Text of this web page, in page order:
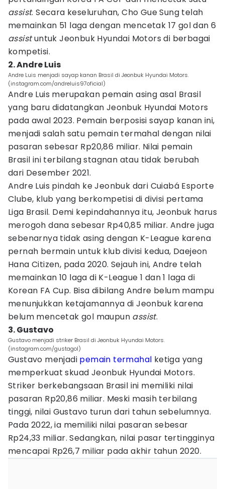
assist. Secara keseluruhan, Cho Gue Sung telah
memainkan 51 laga dengan mencetak 17 gol dan 6
assistuntuk Jeonbuk Hyundai Motors di berbagai
kompetisi.
2. Andre Luis
Andre Luis menjadi sayap kanan Brasil di Jeonbuk Hyundai Motors.
(instagram.com/andreluis97oficial)
Andre Luis merupakan pemain asing asal Brasil
yang baru didatangkan Jeonbuk Hyundai Motors
pada awal 2023. Pemain berposisi sayap kanan ini,
menjadi salah satu pemain termahal dengan nilai
pasaran sebesar Rp20,86 miliar. Nilai pemain
Brasil ini terbilang stagnan atau tidak berubah
dari Desember 2021.
Andre Luis pindah ke Jeonbuk dari Cuiabá Esporte
Clube, klub yang berkompetisi di divisi pertama
Liga Brasil. Demi kepindahannya itu, Jeonbuk harus
merogoh dana sebesar Rp40,85 miliar. Andre juga
sebenarnya tidak asing dengan K-League karena
pernah bermain untuk klub divisi kedua, Daejeon
Hana Citizen, pada 2020. Sejauh ini, Andre telah
memainkan 10 laga di K-League 1 dan 1 laga di
Korean FA Cup. Bisa dibilang Andre belum mampu
menunjukkan ketajamannya di Jeonbuk karena
belum mencetak gol maupun assist.
3. Gustavo
Gustavo menjadi striker Brasil di Jeonbuk Hyundai Motors.
(instagram.com/gustagol)
Gustavo menjadi pemain termahal ketiga yang
memperkuat skuad Jeonbuk Hyundai Motors.
Striker berkebangsaan Brasil ini memiliki nilai
pasaran Rp20,86 miliar. Meski masih terbilang
tinggi, nilai Gustavo turun dari tahun sebelumnya.
Pada 2022, ia memiliki nilai pasaran sebesar
Rp24,33 miliar. Sedangkan, nilai pasar tertingginya
mencapai Rp26,7 miliar pada akhir tahun 2020.